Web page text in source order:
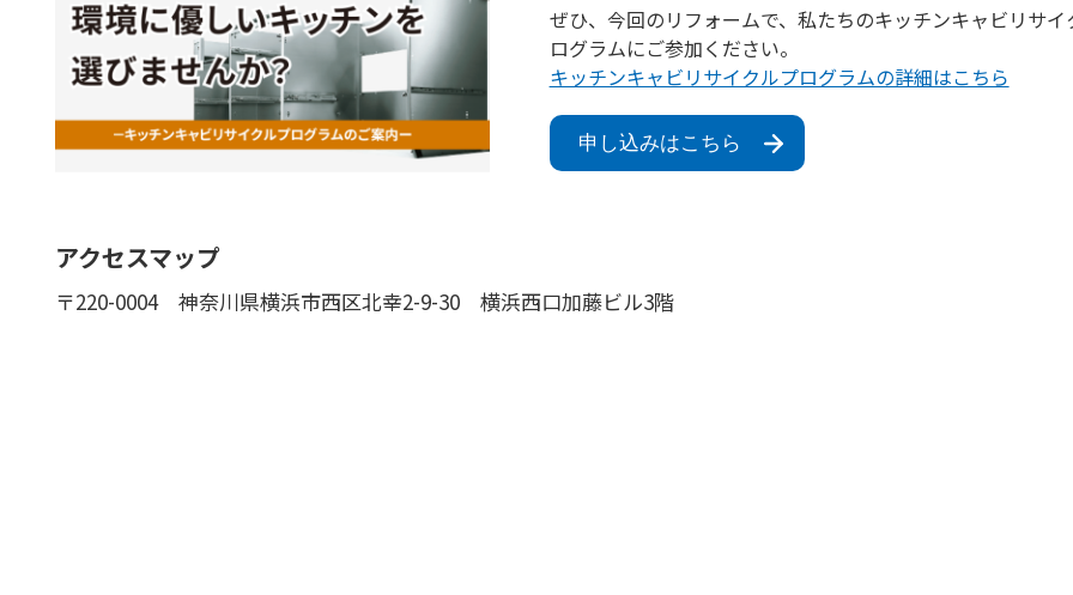
ぜひ、今回のリフォームで、私たちのキッチンキャビリサイ
ログラムにご参加ください。
キッチンキャビリサイクルプログラムの詳細はこちら
申し込みはこちら
アクセスマップ
〒220-0004 神奈川県横浜市西区北幸2-9-30 横浜西口加藤ビル3階